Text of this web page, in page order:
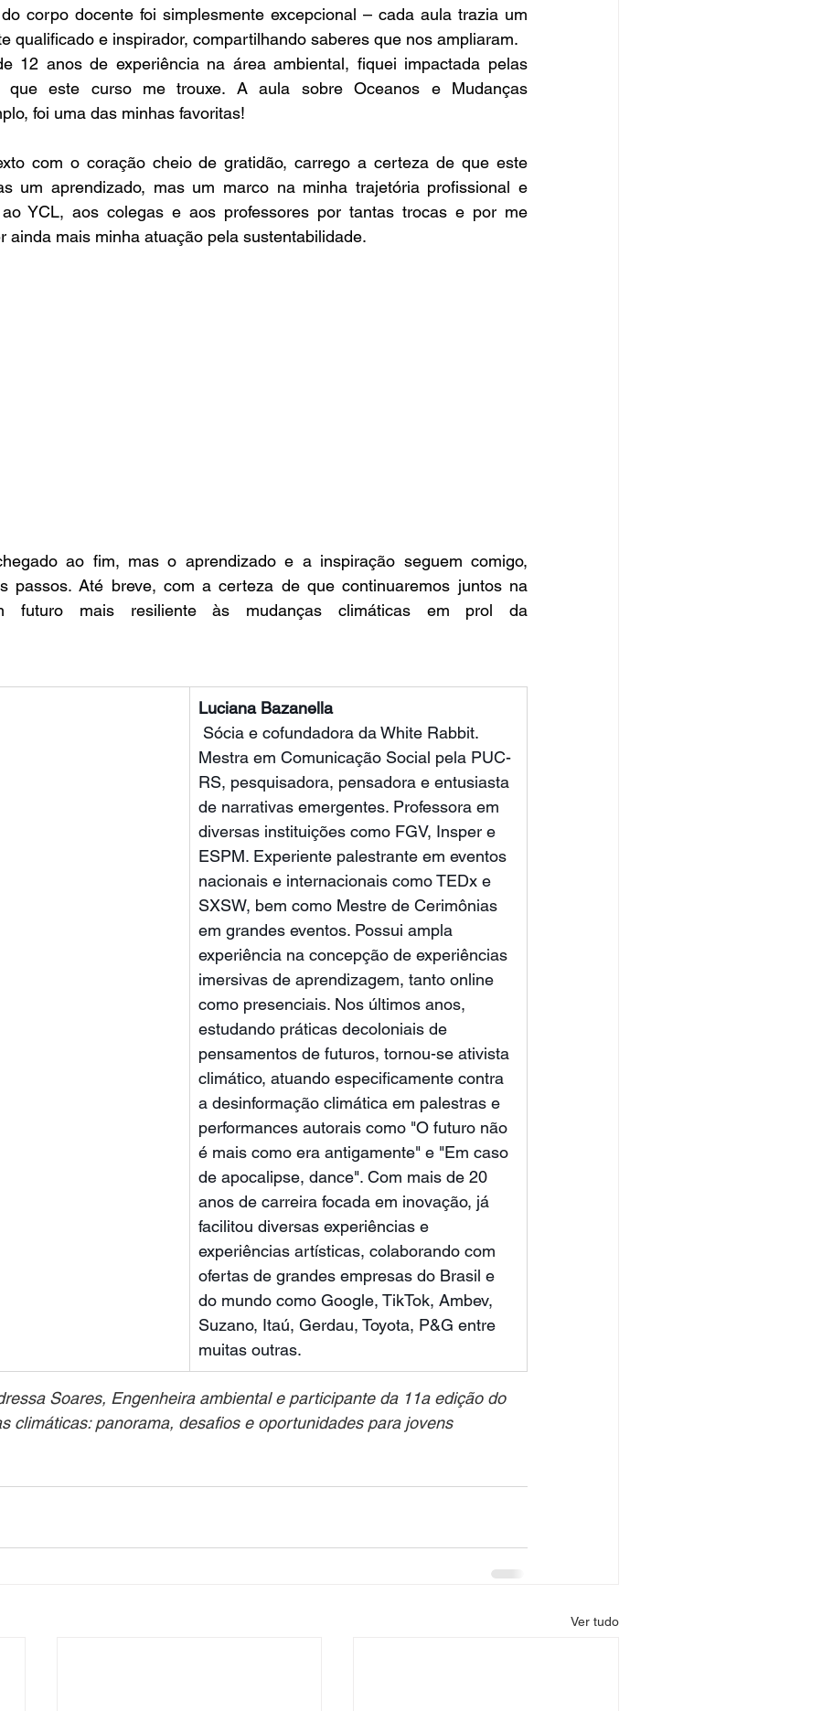
corpo docente foi simplesmente excepcional – cada aula trazia um
qualificado e inspirador, compartilhando saberes que nos ampliaram.
12 anos de experiência na área ambiental, fiquei impactada pelas
que este curso me trouxe. A aula sobre Oceanos e Mudanças
foi uma das minhas favoritas!
com o coração cheio de gratidão, carrego a certeza de que este
um aprendizado, mas um marco na minha trajetória profissional e
YCL, aos colegas e aos professores por tantas trocas e por me
ainda mais minha atuação pela sustentabilidade.
ao fim, mas o aprendizado e a inspiração seguem comigo,
passos. Até breve, com a certeza de que continuaremos juntos na
futuro mais resiliente às mudanças climáticas em prol da
Luciana Bazanella
Sócia e cofundadora da White Rabbit.
Mestra em Comunicação Social pela PUC-
RS, pesquisadora, pensadora e entusiasta
de narrativas emergentes. Professora em
diversas instituições como FGV, Insper e
ESPM. Experiente palestrante em eventos
nacionais e internacionais como TEDx e
SXSW, bem como Mestre de Cerimônias
em grandes eventos. Possui ampla
experiência na concepção de experiências
imersivas de aprendizagem, tanto online
como presenciais. Nos últimos anos,
estudando práticas decoloniais de
pensamentos de futuros, tornou-se ativista
climático, atuando especificamente contra
a desinformação climática em palestras e
performances autorais como "O futuro não
é mais como era antigamente" e "Em caso
de apocalipse, dance". Com mais de 20
anos de carreira focada em inovação, já
facilitou diversas experiências e
experiências artísticas, colaborando com
ofertas de grandes empresas do Brasil e
do mundo como Google, TikTok, Ambev,
Suzano, Itaú, Gerdau, Toyota, P&G entre
muitas outras.
Soares, Engenheira ambiental e participante da 11a edição do
climáticas: panorama, desafios e oportunidades para jovens
Ver tudo